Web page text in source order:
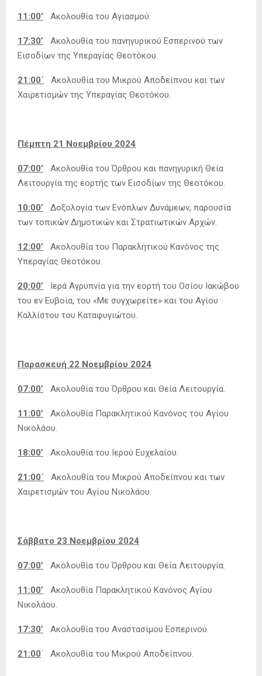
11:00’ Ακολουθία του Αγιασμού.
17:30’ Ακολουθία του πανηγυρικού Εσπερινού των
Εισοδίων της Υπεραγίας Θεοτόκου.
21:00΄ Ακολουθία του Μικρού Αποδείπνου και των
Χαιρετισμών της Υπεραγίας Θεοτόκου.
Πέμπτη 21 Νοεμβρίου 2024
07:00’ Ακολουθία του Όρθρου και πανηγυρική Θεία
Λειτουργία της εορτής των Εισοδίων της Θεοτόκου.
10:00’ Δοξολογία των Ενόπλων Δυνάμεων, παρουσία
των τοπικών Δημοτικών και Στρατιωτικών Αρχών.
12:00’ Ακολουθία του Παρακλητικού Κανόνος της
Υπεραγίας Θεοτόκου.
20:00’ Ιερά Αγρυπνία για την εορτή του Οσίου Ιακώβου
του εν Ευβοία, του «Με συγχωρείτε» και του Αγίου
Καλλίστου του Καταφυγιώτου.
Παρασκευή 22 Νοεμβρίου 2024
07:00’ Ακολουθία του Όρθρου και Θεία Λειτουργία.
11:00’ Ακολουθία Παρακλητικού Κανόνος του Αγίου
Νικολάου.
18:00’ Ακολουθία του Ιερού Ευχελαίου.
21:00΄ Ακολουθία του Μικρού Αποδείπνου και των
Χαιρετισμών του Αγίου Νικολάου.
Σάββατο 23 Νοεμβρίου 2024
07:00’ Ακολουθία του Όρθρου και Θεία Λειτουργία.
11:00’ Ακολουθία Παρακλητικού Κανόνος Αγίου
Νικολάου.
17:30’ Ακολουθία του Αναστασίμου Εσπερινού.
21:00΄ Ακολουθία του Μικρού Αποδείπνου.